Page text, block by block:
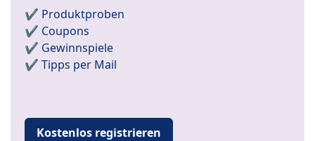
✔️ Produktproben
✔️ Coupons
✔️ Gewinnspiele
✔️ Tipps per Mail
Kostenlos registrieren